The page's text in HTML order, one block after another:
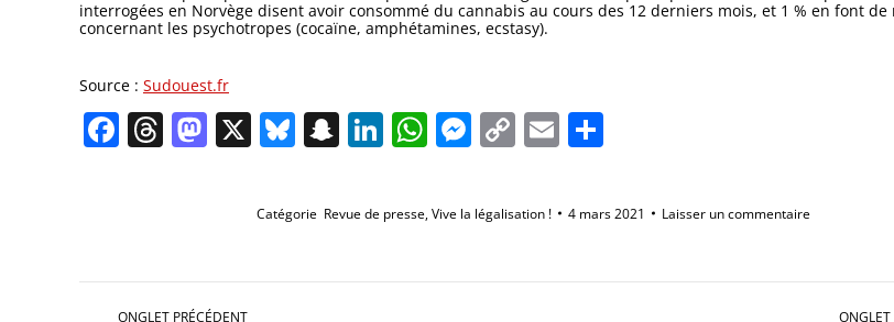
interrogées en Norvège disent avoir consommé du cannabis au cours des 12 derniers mois, et 1 % en font de
concernant les psychotropes (cocaïne, amphétamines, ecstasy).
Source : Sudouest.fr
Facebook
Threads
Mastodon
X Bluesky
Snapchat
LinkedIn
WhatsApp
Messenger
Copy
Link
Email
Catégorie Revue de presse,Vive la légalisation ! 4 mars 2021 Laisser un commentaire
Navigation
ONGLET PRÉCÉDENT